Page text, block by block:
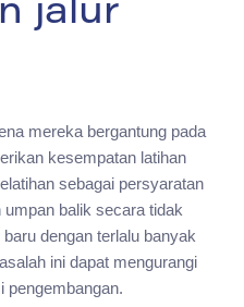
jalur
mereka bergantung pada
kesempatan latihan
sebagai persyaratan
balik secara tidak
dengan terlalu banyak
ini dapat mengurangi
pengembangan.